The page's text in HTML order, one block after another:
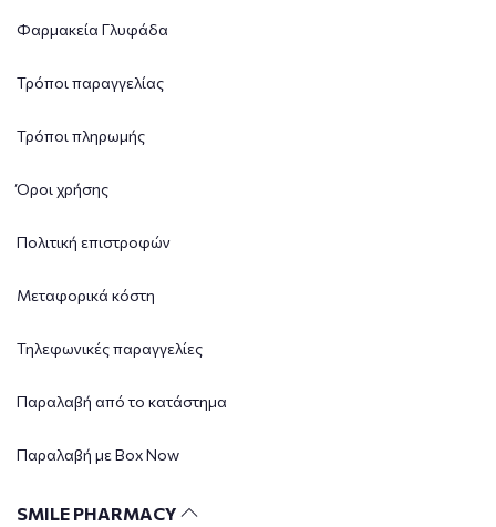
Φαρμακεία Γλυφάδα
Τρόποι παραγγελίας
Τρόποι πληρωμής
Όροι χρήσης
Πολιτική επιστροφών
Μεταφορικά κόστη
Τηλεφωνικές παραγγελίες
Παραλαβή από το κατάστημα
Παραλαβή με Box Now
SMILE PHARMACY